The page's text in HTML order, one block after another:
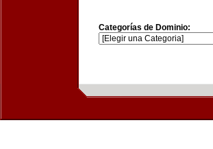
Categorías de Dominio: